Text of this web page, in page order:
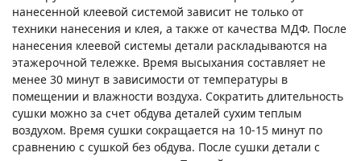
нанесенной клеевой системой зависит не только от
техники нанесения и клея, а также от качества МДФ. После
нанесения клеевой системы детали раскладываются на
этажерочной тележке. Время высыхания составляет не
менее 30 минут в зависимости от температуры в
помещении и влажности воздуха. Сократить длительность
сушки можно за счет обдува деталей сухим теплым
воздухом. Время сушки сокращается на 10-15 минут по
сравнению с сушкой без обдува. После сушки детали с